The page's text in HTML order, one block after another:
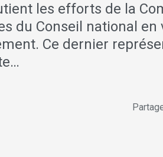
les efforts de la
du Conseil national
Ce dernier